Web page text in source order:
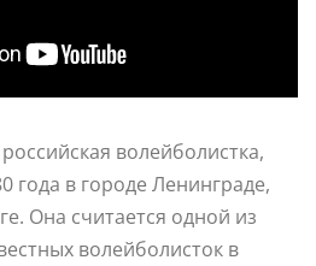
волейболистка,
года в городе Ленинграде,
Она считается одной из
волейболисток в